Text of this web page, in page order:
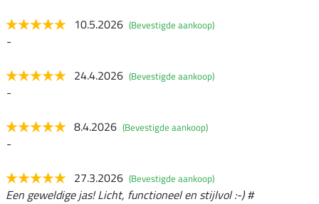
10.5.2026 (Bevestigde aankoop)
-
24.4.2026 (Bevestigde aankoop)
-
8.4.2026 (Bevestigde aankoop)
-
27.3.2026 (Bevestigde aankoop)
Een geweldige jas! Licht, functioneel en stijlvol :-) #